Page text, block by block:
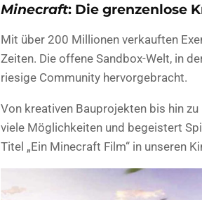
Minecraft: Die grenzenlose
Mit über 200 Millionen verkauften
Zeiten. Die offene Sandbox-Welt, in
riesige Community hervorgebracht.
Von kreativen Bauprojekten bis hin
viele Möglichkeiten und begeistert
Titel „Ein Minecraft Film“ in unseren